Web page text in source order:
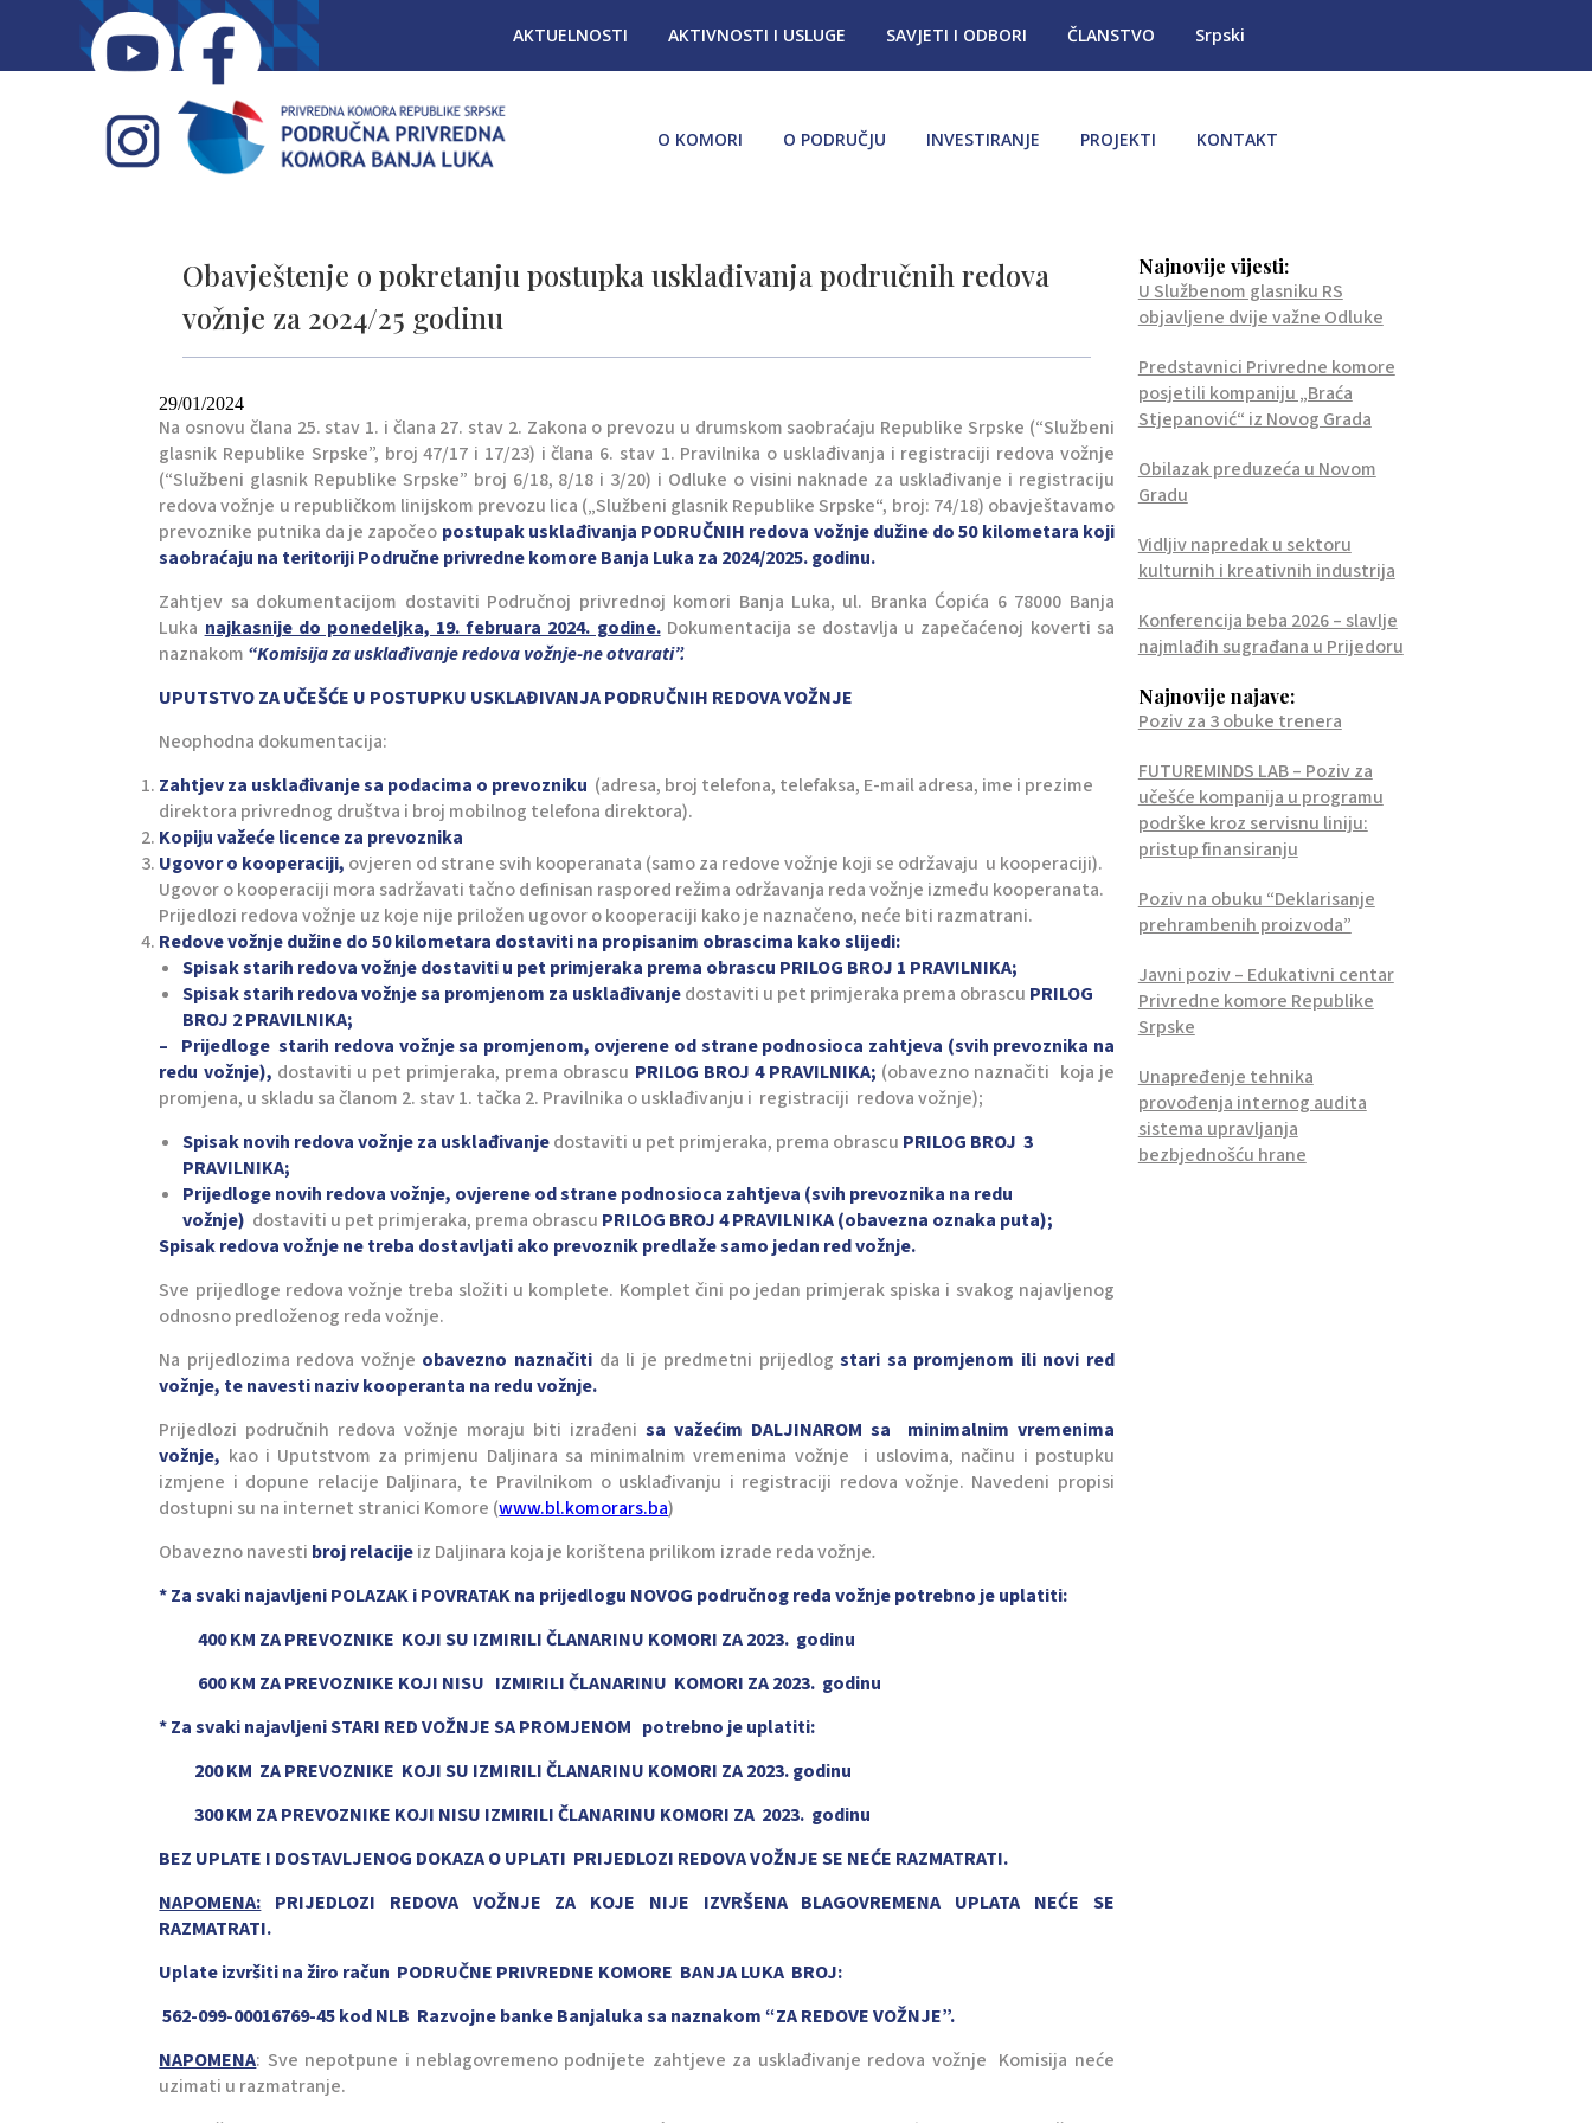
AKTUELNOSTI AKTIVNOSTI I USLUGE SAVJETI I ODBORI ČLANSTVO Srpski
O KOMORI O PODRUČJU INVESTIRANJE PROJEKTI KONTAKT
Obavještenje o pokretanju postupka usklađivanja područnih redova
vožnje za 2024/25 godinu
29/01/2024
Na osnovu člana 25. stav 1. i člana 27. stav 2. Zakona o prevozu u drumskom saobraćaju Republike Srpske (“Službeni
glasnik Republike Srpske”, broj 47/17 i 17/23) i člana 6. stav 1. Pravilnika o usklađivanja i registraciji redova vožnje
(“Službeni glasnik Republike Srpske” broj 6/18, 8/18 i 3/20) i Odluke o visini naknade za usklađivanje i registraciju
redova vožnje u republičkom linijskom prevozu lica („Službeni glasnik Republike Srpske“, broj: 74/18) obavještavamo
prevoznike putnika da je započeo postupak usklađivanja PODRUČNIH redova vožnje dužine do 50 kilometara koji
saobraćaju na teritoriji Područne privredne komore Banja Luka za 2024/2025. godinu.
Zahtjev sa dokumentacijom dostaviti Područnoj privrednoj komori Banja Luka, ul. Branka Ćopića 6 78000 Banja
Luka najkasnije do ponedeljka, 19. februara 2024. godine. Dokumentacija se dostavlja u zapečaćenoj koverti sa
naznakom “Komisija za usklađivanje redova vožnje-ne otvarati”.
UPUTSTVO ZA UČEŠĆE U POSTUPKU USKLAĐIVANJA PODRUČNIH REDOVA VOŽNJE
Neophodna dokumentacija:
Zahtjev za usklađivanje sa podacima o prevozniku (adresa, broj telefona, telefaksa, E-mail adresa, ime i prezime
direktora privrednog društva i broj mobilnog telefona direktora).
Kopiju važeće licence za prevoznika
Ugovor o kooperaciji, ovjeren od strane svih kooperanata (samo za redove vožnje koji se održavaju u kooperaciji).
Ugovor o kooperaciji mora sadržavati tačno definisan raspored režima održavanja reda vožnje između kooperanata.
Prijedlozi redova vožnje uz koje nije priložen ugovor o kooperaciji kako je naznačeno, neće biti razmatrani.
Redove vožnje dužine do 50 kilometara dostaviti na propisanim obrascima kako slijedi:
Spisak starih redova vožnje dostaviti u pet primjeraka prema obrascu PRILOG BROJ 1 PRAVILNIKA;
Spisak starih redova vožnje sa promjenom za usklađivanjedostaviti u pet primjeraka prema obrascu PRILOG
BROJ 2 PRAVILNIKA;
– Prijedloge starih redova vožnje sa promjenom, ovjerene od strane podnosioca zahtjeva (svih prevoznika na
redu vožnje), dostaviti u pet primjeraka, prema obrascu PRILOG BROJ 4 PRAVILNIKA; (obavezno naznačiti koja je
promjena, u skladu sa članom 2. stav 1. tačka 2. Pravilnika o usklađivanju i registraciji redova vožnje);
Spisak novih redova vožnje za usklađivanjedostaviti u pet primjeraka, prema obrascu PRILOG BROJ 3
PRAVILNIKA;
Prijedloge novih redova vožnje, ovjerene od strane podnosioca zahtjeva (svih prevoznika na redu
vožnje) dostaviti u pet primjeraka, prema obrascu PRILOG BROJ 4 PRAVILNIKA (obavezna oznaka puta);
Spisak redova vožnje ne treba dostavljati ako prevoznik predlaže samo jedan red vožnje.
Sve prijedloge redova vožnje treba složiti u komplete. Komplet čini po jedan primjerak spiska i svakog najavljenog
odnosno predloženog reda vožnje.
Na prijedlozima redova vožnje obavezno naznačiti da li je predmetni prijedlog stari sa promjenom ili novi red
vožnje, te navesti naziv kooperanta na redu vožnje.
Prijedlozi područnih redova vožnje moraju biti izrađenisa važećim DALJINAROM sa minimalnim vremenima
vožnje, kao i Uputstvom za primjenu Daljinara sa minimalnim vremenima vožnje i uslovima, načinu i postupku
izmjene i dopune relacije Daljinara, te Pravilnikom o usklađivanju i registraciji redova vožnje. Navedeni propisi
dostupni su na internet stranici Komore (www.bl.komorars.ba)
Obavezno navesti broj relacijeiz Daljinara koja je korištena prilikom izrade reda vožnje.
* Za svaki najavljeni POLAZAK i POVRATAK na prijedlogu NOVOG područnog reda vožnje potrebno je uplatiti:
400 KM ZA PREVOZNIKE KOJI SU IZMIRILI ČLANARINU KOMORI ZA 2023. godinu
600 KM ZA PREVOZNIKE KOJI NISU IZMIRILI ČLANARINU KOMORI ZA 2023. godinu
* Za svaki najavljeni STARI RED VOŽNJE SA PROMJENOM potrebno je uplatiti:
200 KM ZA PREVOZNIKE KOJI SU IZMIRILI ČLANARINU KOMORI ZA 2023. godinu
300 KM ZA PREVOZNIKE KOJI NISU IZMIRILI ČLANARINU KOMORI ZA 2023. godinu
BEZ UPLATE I DOSTAVLJENOG DOKAZA O UPLATI PRIJEDLOZI REDOVA VOŽNJE SE NEĆE RAZMATRATI.
NAPOMENA: PRIJEDLOZI REDOVA VOŽNJE ZA KOJE NIJE IZVRŠENA BLAGOVREMENA UPLATA NEĆE SE
RAZMATRATI.
Uplate izvršiti na žiro račun PODRUČNE PRIVREDNE KOMORE BANJA LUKA BROJ:
562-099-00016769-45 kod NLB Razvojne banke Banjaluka sa naznakom “ZA REDOVE VOŽNJE”.
NAPOMENA: Sve nepotpune i neblagovremeno podnijete zahtjeve za usklađivanje redova vožnje Komisija neće
uzimati u razmatranje.
Najnovije vijesti:
U Službenom glasniku RS
objavljene dvije važne Odluke
Predstavnici Privredne komore
posjetili kompaniju „Braća
Stjepanović“ iz Novog Grada
Obilazak preduzeća u Novom
Gradu
Vidljiv napredak u sektoru
kulturnih i kreativnih industrija
Konferencija beba 2026 – slavlje
najmlađih sugrađana u Prijedoru
Najnovije najave:
Poziv za 3 obuke trenera
FUTUREMINDS LAB – Poziv za
učešće kompanija u programu
podrške kroz servisnu liniju:
pristup finansiranju
Poziv na obuku “Deklarisanje
prehrambenih proizvoda”
Javni poziv – Edukativni centar
Privredne komore Republike
Srpske
Unapređenje tehnika
provođenja internog audita
sistema upravljanja
bezbjednošću hrane